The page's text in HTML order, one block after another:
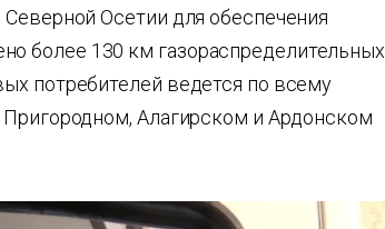
Осетии для обеспечения
более 130 км газораспределительных
потребителей ведется по всему
Алагирском и Ардонском